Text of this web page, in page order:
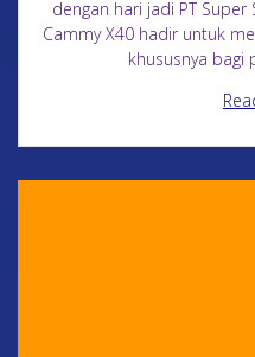
dengan hari jadi PT Super
Cammy X40 hadir untuk
khususnya bagi